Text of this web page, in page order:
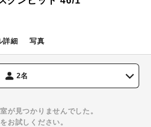
詳細 写真
2名
が見つかりませんでした。
お試しください。